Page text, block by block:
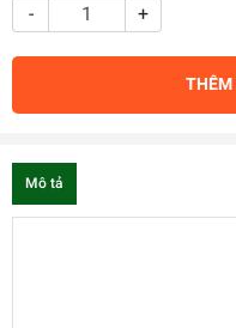
- +
THÊM
Mô tả